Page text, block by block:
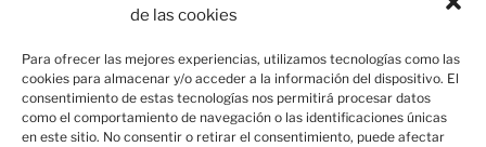
de las cookies
Para ofrecer las mejores experiencias, utilizamos tecnologías como las
cookies para almacenar y/o acceder a la información del dispositivo. El
consentimiento de estas tecnologías nos permitirá procesar datos
como el comportamiento de navegación o las identificaciones únicas
en este sitio. No consentir o retirar el consentimiento, puede afectar
© 2019 Fundación Magtel.
CONTACTO